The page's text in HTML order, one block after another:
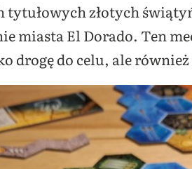
tytułowych złotych
miasta El Dorado. Ten
drogę do celu, ale